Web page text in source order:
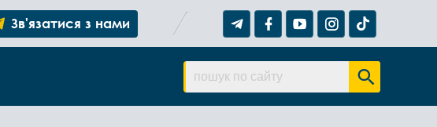
Зв'язатися з нами